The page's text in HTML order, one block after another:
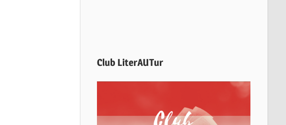
Club LiterAUTur